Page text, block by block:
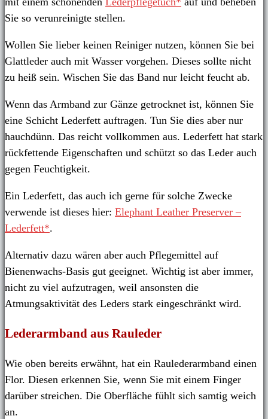
Sie so verunreinigte stellen.
Wollen Sie lieber keinen Reiniger nutzen, können Sie bei
Glattleder auch mit Wasser vorgehen. Dieses sollte nicht
zu heiß sein. Wischen Sie das Band nur leicht feucht ab.
Wenn das Armband zur Gänze getrocknet ist, können Sie
eine Schicht Lederfett auftragen. Tun Sie dies aber nur
hauchdünn. Das reicht vollkommen aus. Lederfett hat stark
rückfettende Eigenschaften und schützt so das Leder auch
gegen Feuchtigkeit.
Ein Lederfett, das auch ich gerne für solche Zwecke
verwende ist dieses hier: Elephant Leather Preserver –
Lederfett*.
Alternativ dazu wären aber auch Pflegemittel auf
Bienenwachs-Basis gut geeignet. Wichtig ist aber immer,
nicht zu viel aufzutragen, weil ansonsten die
Atmungsaktivität des Leders stark eingeschränkt wird.
Lederarmband aus Rauleder
Wie oben bereits erwähnt, hat ein Raulederarmband einen
Flor. Diesen erkennen Sie, wenn Sie mit einem Finger
darüber streichen. Die Oberfläche fühlt sich samtig weich
an.